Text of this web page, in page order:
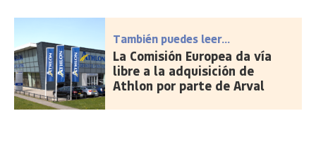
También puedes leer...
La Comisión Europea da vía
libre a la adquisición de
Athlon por parte de Arval